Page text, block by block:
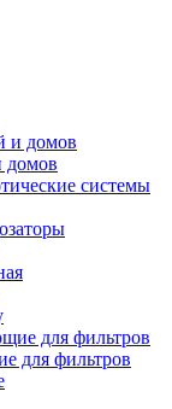
домов
системы
для фильтров